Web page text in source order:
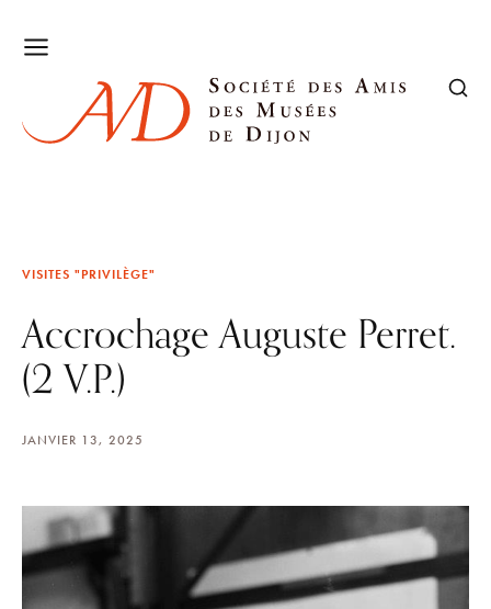
VISITES "PRIVILÈGE"
Accrochage Auguste Perret.
(2 V.P.)
JANVIER 13, 2025